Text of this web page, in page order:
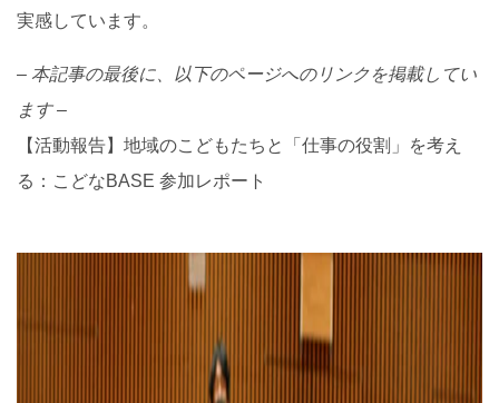
実感しています。
– 本記事の最後に、以下のページへのリンクを掲載してい
ます –
【活動報告】地域のこどもたちと「仕事の役割」を考え
る：こどなBASE 参加レポート